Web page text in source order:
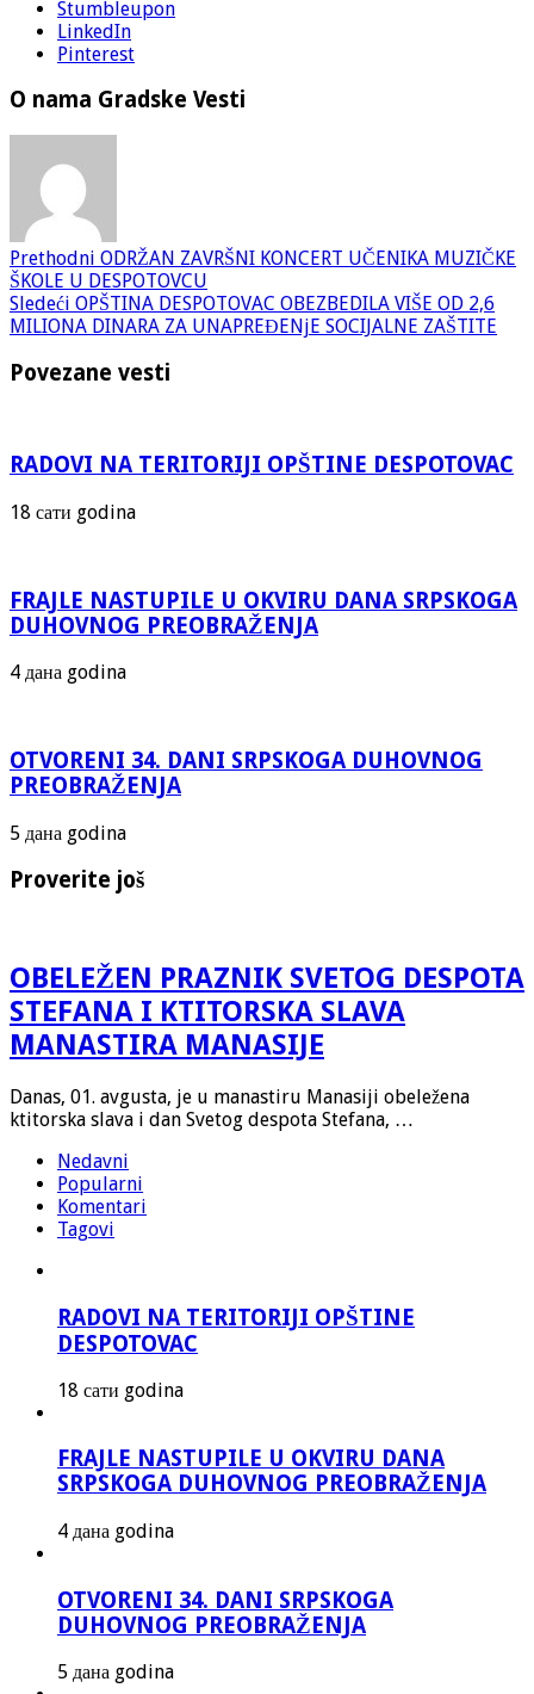
Stumbleupon
LinkedIn
Pinterest
O nama Gradske Vesti
Prethodni ODRŽAN ZAVRŠNI KONCERT UČENIKA MUZIČKE
ŠKOLE U DESPOTOVCU
Sledeći OPŠTINA DESPOTOVAC OBEZBEDILA VIŠE OD 2,6
MILIONA DINARA ZA UNAPREĐENjE SOCIJALNE ZAŠTITE
Povezane vesti
RADOVI NA TERITORIJI OPŠTINE DESPOTOVAC
18 сати godina
FRAJLE NASTUPILE U OKVIRU DANA SRPSKOGA
DUHOVNOG PREOBRAŽENJA
4 дана godina
OTVORENI 34. DANI SRPSKOGA DUHOVNOG
PREOBRAŽENJA
5 дана godina
Proverite još
OBELEŽEN PRAZNIK SVETOG DESPOTA
STEFANA I KTITORSKA SLAVA
MANASTIRA MANASIJE
Danas, 01. avgusta, je u manastiru Manasiji obeležena
ktitorska slava i dan Svetog despota Stefana, …
Nedavni
Popularni
Komentari
Tagovi
RADOVI NA TERITORIJI OPŠTINE
DESPOTOVAC
18 сати godina
FRAJLE NASTUPILE U OKVIRU DANA
SRPSKOGA DUHOVNOG PREOBRAŽENJA
4 дана godina
OTVORENI 34. DANI SRPSKOGA
DUHOVNOG PREOBRAŽENJA
5 дана godina